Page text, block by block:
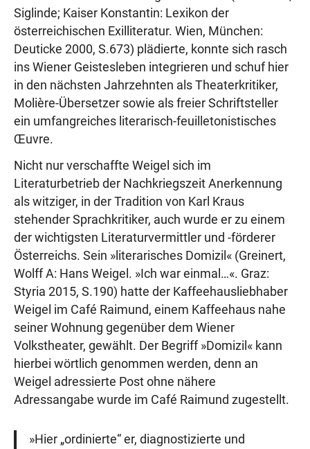
Siglinde; Kaiser Konstantin: Lexikon der
österreichischen Exilliteratur. Wien, München:
Deuticke 2000, S.673) plädierte, konnte sich rasch
ins Wiener Geistesleben integrieren und schuf hier
in den nächsten Jahrzehnten als Theaterkritiker,
Molière-Übersetzer sowie als freier Schriftsteller
ein umfangreiches literarisch-feuilletonistisches
Œuvre.
Nicht nur verschaffte Weigel sich im
Literaturbetrieb der Nachkriegszeit Anerkennung
als witziger, in der Tradition von Karl Kraus
stehender Sprachkritiker, auch wurde er zu einem
der wichtigsten Literaturvermittler und -förderer
Österreichs. Sein »literarisches Domizil« (Greinert,
Wolff A: Hans Weigel. »Ich war einmal…«. Graz:
Styria 2015, S.190) hatte der Kaffeehausliebhaber
Weigel im Café Raimund, einem Kaffeehaus nahe
seiner Wohnung gegenüber dem Wiener
Volkstheater, gewählt. Der Begriff »Domizil« kann
hierbei wörtlich genommen werden, denn an
Weigel adressierte Post ohne nähere
Adressangabe wurde im Café Raimund zugestellt.
»Hier „ordinierte“ er, diagnostizierte und